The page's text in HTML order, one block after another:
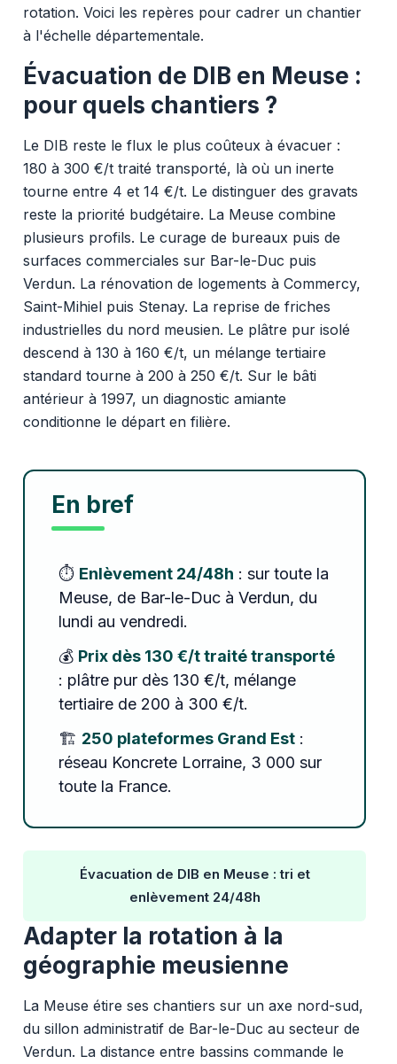
rotation. Voici les repères pour cadrer un chantier
à l'échelle départementale.
Évacuation de DIB en Meuse :
pour quels chantiers ?
Le DIB reste le flux le plus coûteux à évacuer :
180 à 300 €/t traité transporté, là où un inerte
tourne entre 4 et 14 €/t. Le distinguer des gravats
reste la priorité budgétaire. La Meuse combine
plusieurs profils. Le curage de bureaux puis de
surfaces commerciales sur Bar-le-Duc puis
Verdun. La rénovation de logements à Commercy,
Saint-Mihiel puis Stenay. La reprise de friches
industrielles du nord meusien. Le plâtre pur isolé
descend à 130 à 160 €/t, un mélange tertiaire
standard tourne à 200 à 250 €/t. Sur le bâti
antérieur à 1997, un diagnostic amiante
conditionne le départ en filière.
En bref
⏱️ Enlèvement 24/48h : sur toute la
Meuse, de Bar-le-Duc à Verdun, du
lundi au vendredi.
💰 Prix dès 130 €/t traité transporté
: plâtre pur dès 130 €/t, mélange
tertiaire de 200 à 300 €/t.
🏗️ 250 plateformes Grand Est:
réseau Koncrete Lorraine, 3 000 sur
toute la France.
Évacuation de DIB en Meuse : tri et
enlèvement 24/48h
Adapter la rotation à la
géographie meusienne
La Meuse étire ses chantiers sur un axe nord-sud,
du sillon administratif de Bar-le-Duc au secteur de
Verdun. La distance entre bassins commande le